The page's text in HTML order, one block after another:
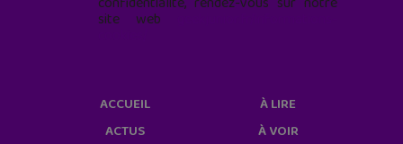
site web
ACCUEIL
ACTUS
À LIRE
À VOIR